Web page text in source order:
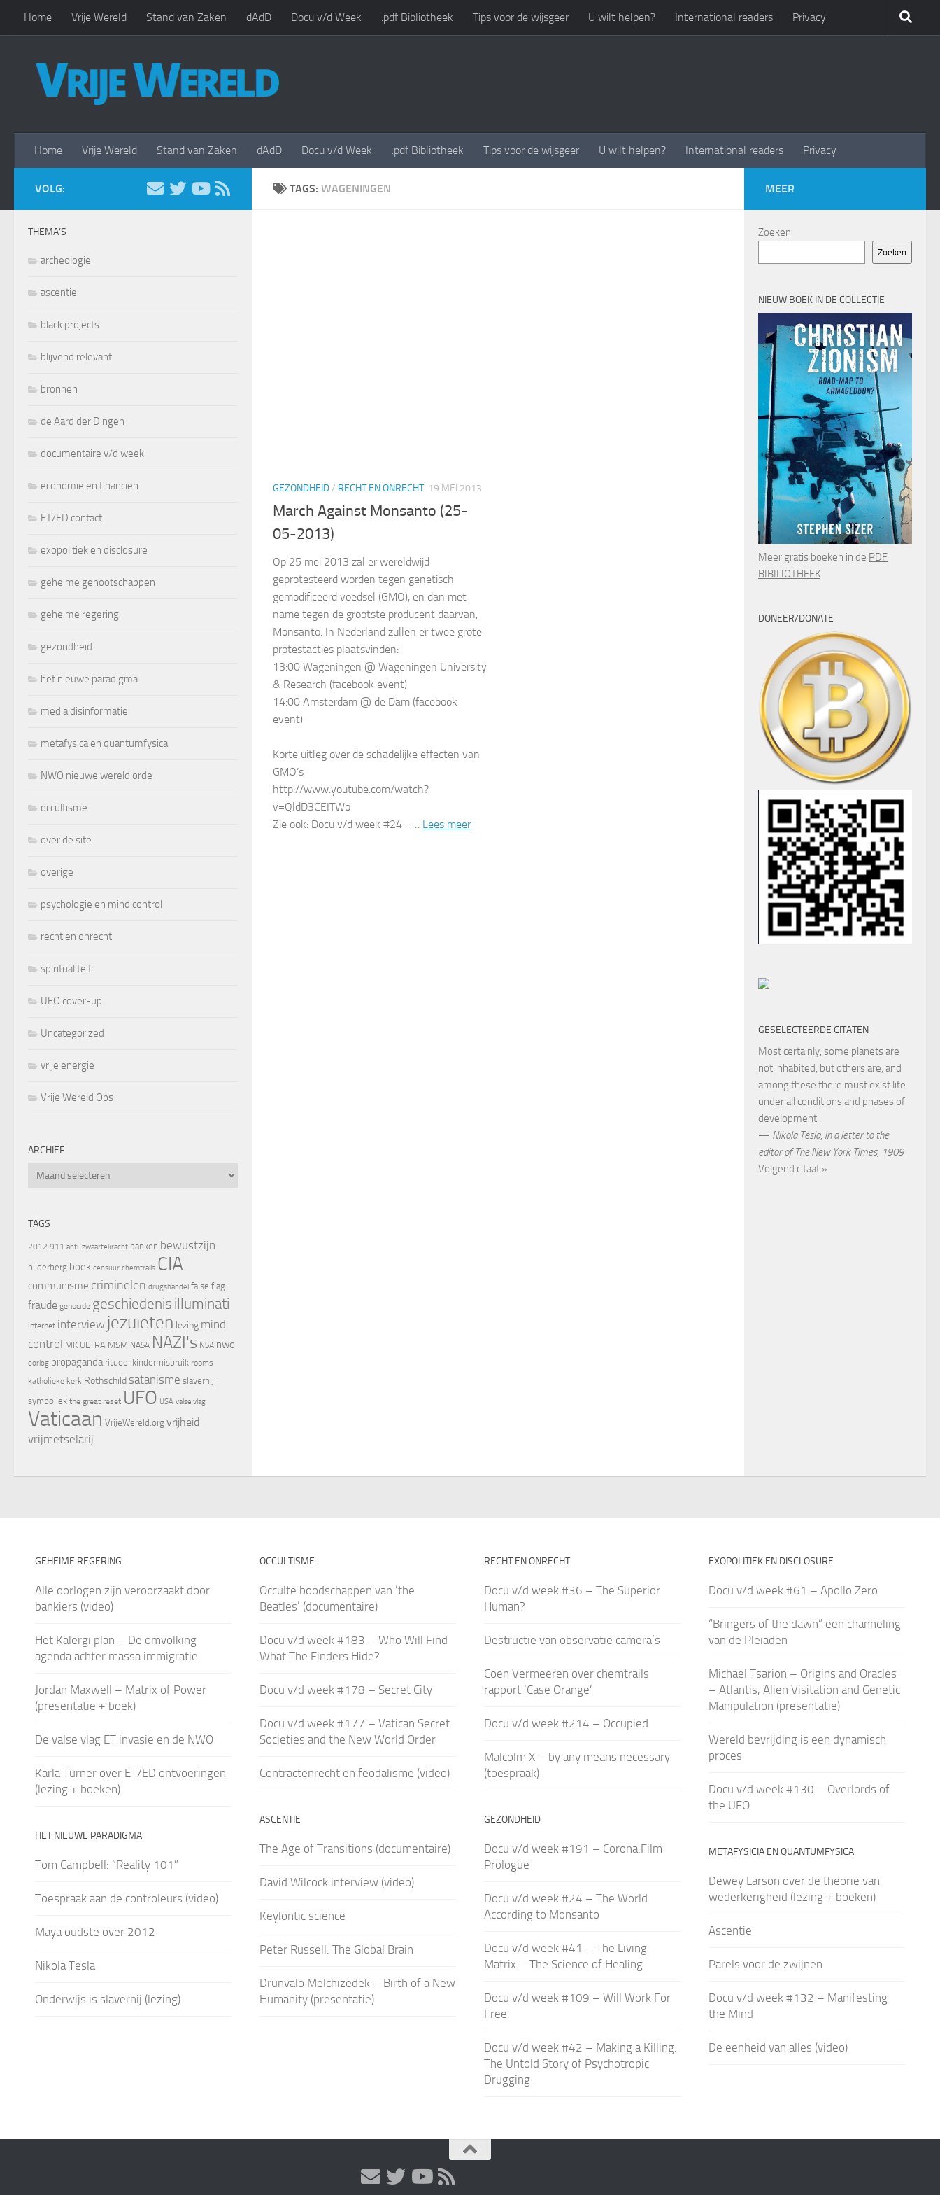
Doorgaan naar inhoud
Home Vrije Wereld Stand van Zaken dAdD Docu v/d Week .pdf Bibliotheek Tips voor de wijsgeer U wilt helpen? International readers Privacy
Home Vrije Wereld Stand van Zaken dAdD Docu v/d Week .pdf Bibliotheek Tips voor de wijsgeer U wilt helpen? International readers Privacy
TAGS: WAGENINGEN
GEZONDHEID/ RECHT EN ONRECHT 19 MEI 2013
March Against Monsanto (25-
05-2013)
Op 25 mei 2013 zal er wereldwijd
geprotesteerd worden tegen genetisch
gemodificeerd voedsel (GMO), en dan met
name tegen de grootste producent daarvan,
Monsanto. In Nederland zullen er twee grote
protestacties plaatsvinden:
13:00 Wageningen @ Wageningen University
& Research (facebook event)
14:00 Amsterdam @ de Dam (facebook
event)
Korte uitleg over de schadelijke effecten van
GMO’s
http://www.youtube.com/watch?
v=QldD3CEITWo
Zie ook: Docu v/d week #24 –… Lees meer
VOLG:
THEMA’S
archeologie
ascentie
black projects
blijvend relevant
bronnen
de Aard der Dingen
documentaire v/d week
economie en financiën
ET/ED contact
exopolitiek en disclosure
geheime genootschappen
geheime regering
gezondheid
het nieuwe paradigma
media disinformatie
metafysica en quantumfysica
NWO nieuwe wereld orde
occultisme
over de site
overige
psychologie en mind control
recht en onrecht
spiritualiteit
UFO cover-up
Uncategorized
vrije energie
Vrije Wereld Ops
ARCHIEF
Archief
TAGS
2012 911 anti-zwaartekracht banken bewustzijn
bilderberg boek censuur chemtrails CIA
communisme criminelen drugshandel false flag
fraude genocide geschiedenis illuminati
internet interview jezuïeten lezing mind
control MK ULTRA MSM NASA NAZI's NSA nwo
oorlog propaganda ritueel kindermisbruik rooms
katholieke kerk Rothschild satanisme slavernij
symboliek the great reset UFO USA valse vlag
Vaticaan VrijeWereld.org vrijheid
vrijmetselarij
MEER
Zoeken
Zoeken
NIEUW BOEK IN DE COLLECTIE
Meer gratis boeken in de PDF
BIBILIOTHEEK
DONEER/DONATE
GESELECTEERDE CITATEN
Most certainly, some planets are
not inhabited, but others are, and
among these there must exist life
under all conditions and phases of
development.
— Nikola Tesla, in a letter to the
editor of The New York Times, 1909
Volgend citaat »
GEHEIME REGERING
Alle oorlogen zijn veroorzaakt door
bankiers (video)
Het Kalergi plan – De omvolking
agenda achter massa immigratie
Jordan Maxwell – Matrix of Power
(presentatie + boek)
De valse vlag ET invasie en de NWO
Karla Turner over ET/ED ontvoeringen
(lezing + boeken)
HET NIEUWE PARADIGMA
Tom Campbell: “Reality 101”
Toespraak aan de controleurs (video)
Maya oudste over 2012
Nikola Tesla
Onderwijs is slavernij (lezing)
OCCULTISME
Occulte boodschappen van ’the
Beatles’ (documentaire)
Docu v/d week #183 – Who Will Find
What The Finders Hide?
Docu v/d week #178 – Secret City
Docu v/d week #177 – Vatican Secret
Societies and the New World Order
Contractenrecht en feodalisme (video)
ASCENTIE
The Age of Transitions (documentaire)
David Wilcock interview (video)
Keylontic science
Peter Russell: The Global Brain
Drunvalo Melchizedek – Birth of a New
Humanity (presentatie)
RECHT EN ONRECHT
Docu v/d week #36 – The Superior
Human?
Destructie van observatie camera’s
Coen Vermeeren over chemtrails
rapport ‘Case Orange’
Docu v/d week #214 – Occupied
Malcolm X – by any means necessary
(toespraak)
GEZONDHEID
Docu v/d week #191 – Corona.Film
Prologue
Docu v/d week #24 – The World
According to Monsanto
Docu v/d week #41 – The Living
Matrix – The Science of Healing
Docu v/d week #109 – Will Work For
Free
Docu v/d week #42 – Making a Killing:
The Untold Story of Psychotropic
Drugging
EXOPOLITIEK EN DISCLOSURE
Docu v/d week #61 – Apollo Zero
“Bringers of the dawn” een channeling
van de Pleiaden
Michael Tsarion – Origins and Oracles
– Atlantis, Alien Visitation and Genetic
Manipulation (presentatie)
Wereld bevrijding is een dynamisch
proces
Docu v/d week #130 – Overlords of
the UFO
METAFYSICIA EN QUANTUMFYSICA
Dewey Larson over de theorie van
wederkerigheid (lezing + boeken)
Ascentie
Parels voor de zwijnen
Docu v/d week #132 – Manifesting
the Mind
De eenheid van alles (video)